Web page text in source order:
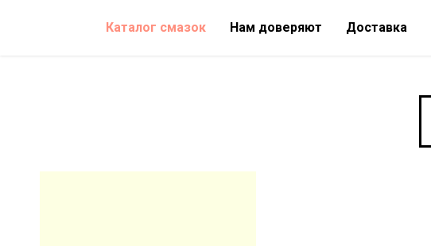
Каталог смазок Нам доверяют Доставка